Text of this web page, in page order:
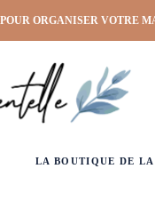
ORGANISER VOTRE
LA BOUTIQUE DE